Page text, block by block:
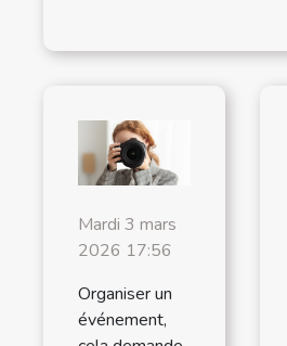
Mardi 3 mars
2026 17:56
Organiser un
événement,